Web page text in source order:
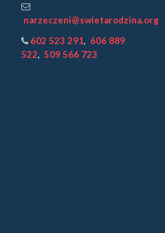
narzeczeni@swietarodzina.org
602 523 291, 606 889
522, 509 566 723